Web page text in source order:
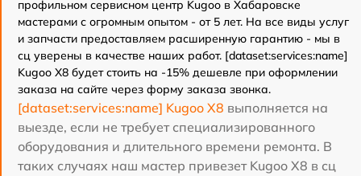
профильном сервисном центр Kugoo в Хабаровске
мастерами с огромным опытом - от 5 лет. На все виды услуг
и запчасти предоставляем расширенную гарантию - мы в
сц уверены в качестве наших работ. [dataset:services:name]
Kugoo X8 будет стоить на -15% дешевле при оформлении
заказа на сайте через форму заказа звонка.
[dataset:services:name] Kugoo X8 выполняется на
выезде, если не требует специализированного
оборудования и длительного времени ремонта. В
таких случаях наш мастер привезет Kugoo X8 в сц